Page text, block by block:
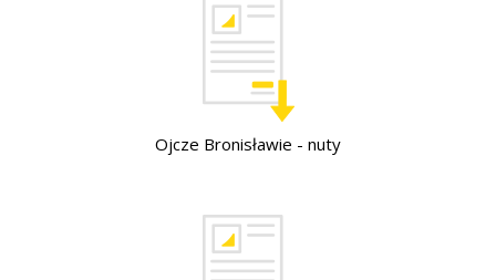
Ojcze Bronisławie - nuty